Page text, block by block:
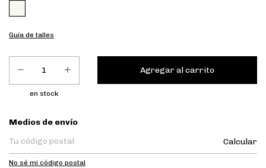
Guía de talles
en stock
Entregas para el CP:
Medios de envío
Calcular
No sé mi código postal